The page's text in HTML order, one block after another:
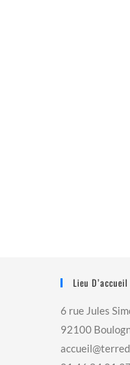
Lieu D’accueil
6 rue Jules
92100